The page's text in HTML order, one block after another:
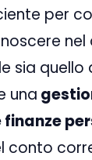
per
sia quello
una
conto